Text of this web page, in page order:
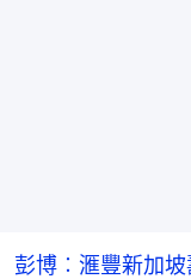
彭博︰滙豐新加